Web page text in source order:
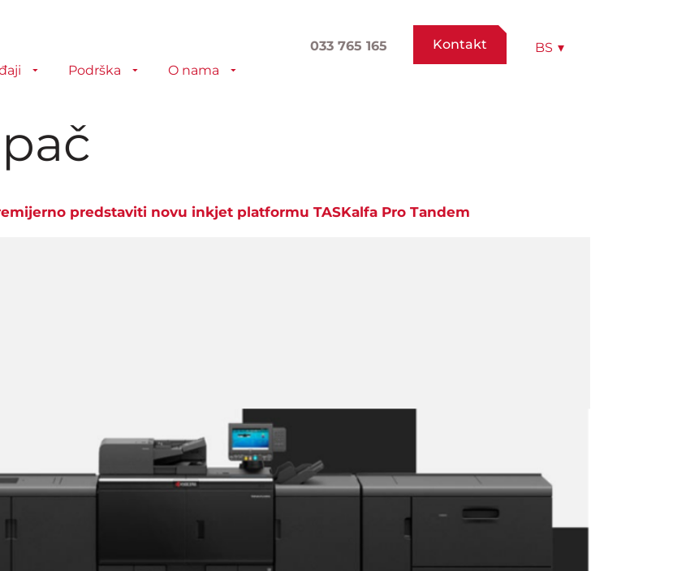
Podrška O nama
033 765 165 Kontakt BS ▾
predstaviti novu inkjet platformu TASKalfa Pro Tandem